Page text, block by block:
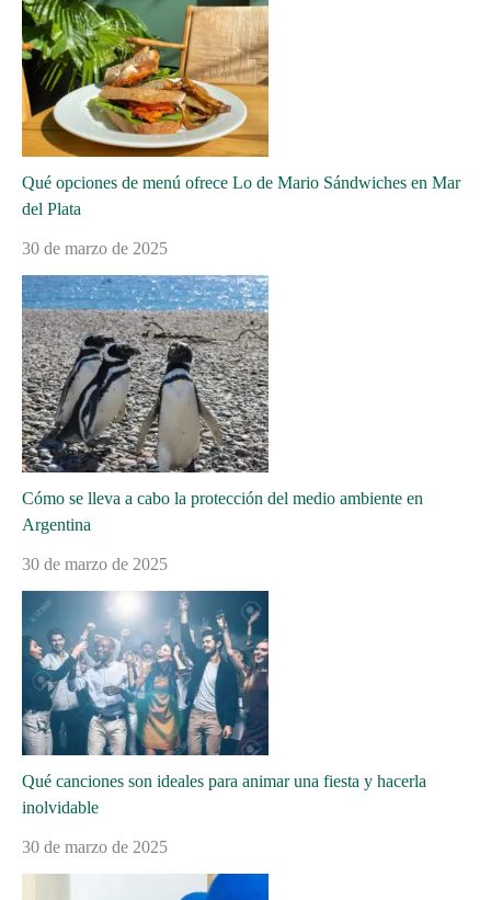
Qué opciones de menú ofrece Lo de Mario Sándwiches en Mar
del Plata
30 de marzo de 2025
Cómo se lleva a cabo la protección del medio ambiente en
Argentina
30 de marzo de 2025
Qué canciones son ideales para animar una fiesta y hacerla
inolvidable
30 de marzo de 2025